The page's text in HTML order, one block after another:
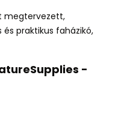
megtervezett,
praktikus faházikó,
-